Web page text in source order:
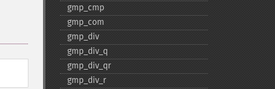
gmp_​cmp
gmp_​com
gmp_​div
gmp_​div_​q
gmp_​div_​qr
gmp_​div_​r